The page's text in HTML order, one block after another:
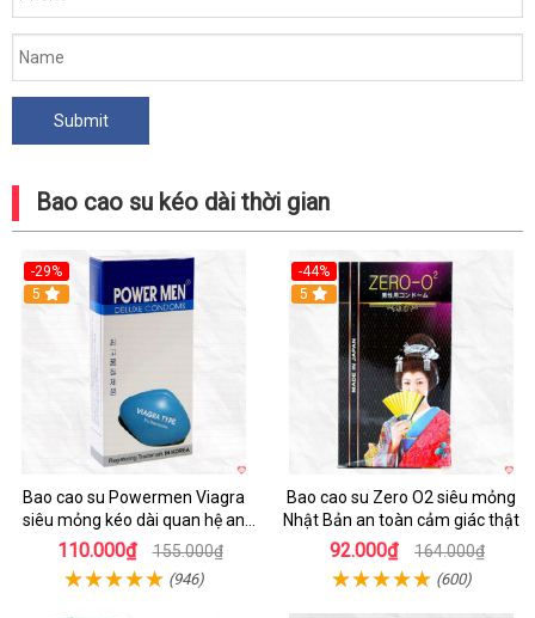
Bao cao su kéo dài thời gian
-29%
5
Bao cao su Powermen Viagra
siêu mỏng kéo dài quan hệ an
toàn chất lượng
110.000₫ 155.000₫
(946)
-44%
5
Bao cao su Zero O2 siêu mỏng
Nhật Bản an toàn cảm giác thật
92.000₫ 164.000₫
(600)